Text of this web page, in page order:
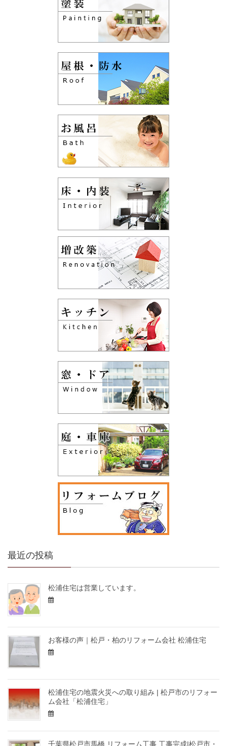
最近の投稿
松浦住宅は営業しています。
お客様の声｜松戸・柏のリフォーム会社 松浦住宅
松浦住宅の地震火災への取り組み | 松戸市のリフォー
ム会社「松浦住宅」
千葉県松戸市馬橋 リフォーム工事 工事完成|松戸市・